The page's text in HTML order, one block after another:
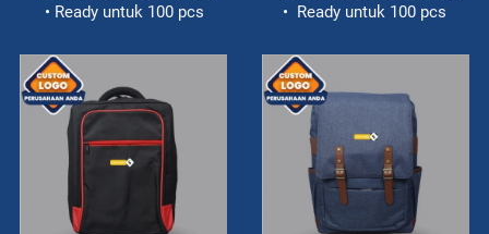
• Ready untuk 100 pcs
• Ready untuk 100 pcs